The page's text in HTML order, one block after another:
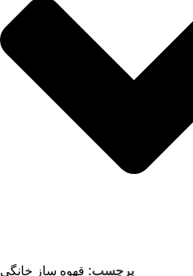
برچسب: قهوه ساز خانگی